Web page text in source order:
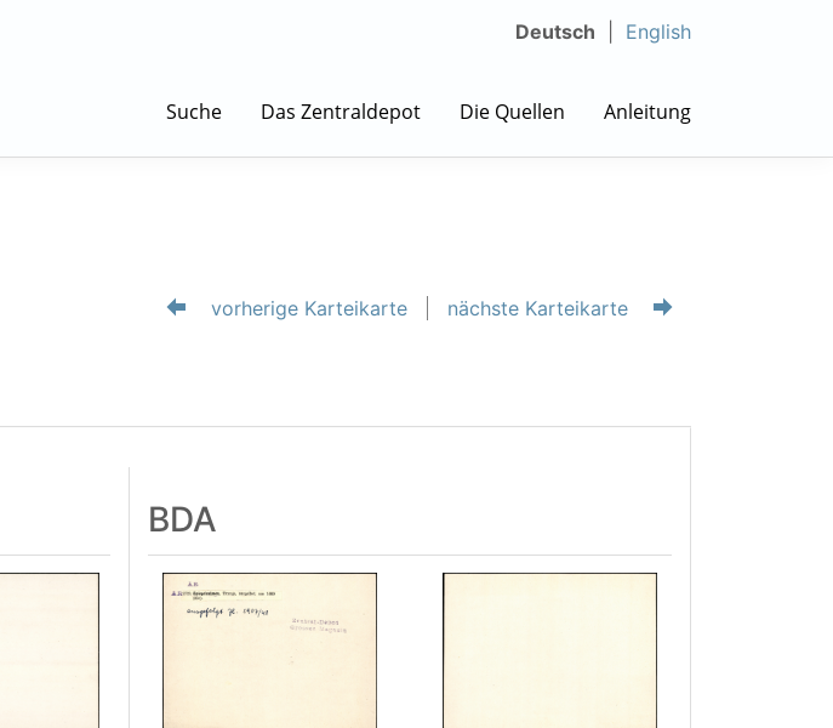
Deutsch English
Suche Das Zentraldepot Die Quellen Anleitung
vorherige Karteikarte nächste Karteikarte
BDA